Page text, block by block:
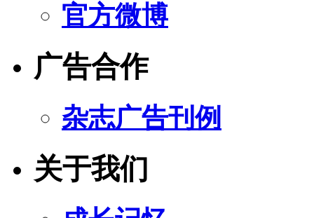
官方微博
广告合作
杂志广告刊例
关于我们